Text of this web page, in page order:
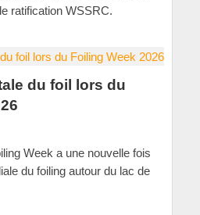
ratification WSSRC.
du foil lors du
Week a une nouvelle fois
du foiling autour du lac de